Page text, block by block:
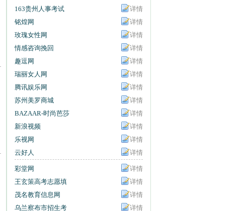
163贵州人事考试
信息网
详情
铭煌网
详情
玫瑰女性网
详情
情感咨询挽回
详情
趣逗网
详情
瑞丽女人网
详情
腾讯娱乐网
详情
苏州美罗商城
详情
BAZAAR-时尚芭莎
详情
新浪视频
详情
乐视网
详情
云好人
详情
彩堂网
详情
王玄策高考志愿填
报
详情
茂名教育信息网
详情
乌兰察布市招生考
详情